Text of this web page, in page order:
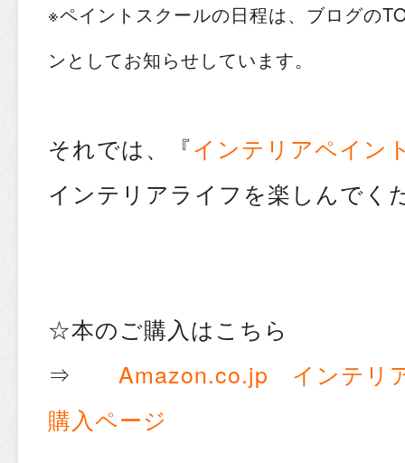
※ペイントスクールの日程は、ブログの
ンとしてお知らせしています。
それでは、『インテリアペイン
インテリアライフを楽しんでく
☆本のご購入はこちら
⇒ Amazon.co.jp インテリ
購入ページ